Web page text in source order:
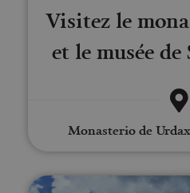
Visitez le
et le musée de
Monasterio de